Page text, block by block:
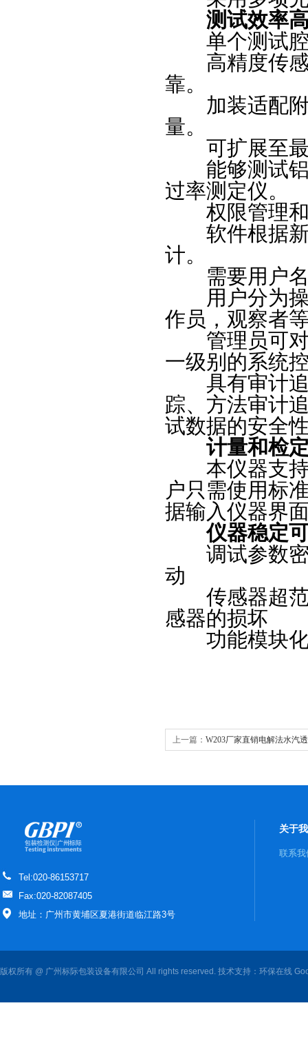
测试效率
单个测试腔
高精度传感
靠。
加装适配附
量。
可扩展至最
能够测试铝
过率测定仪。
权限管理和
软件根据新
计。
需要用户名
用户分为操
作员，观察者
管理员可对
一级别的系统
具有审计追
踪、方法审计
试数据的安全
计量和检
本仪器支持
户只需使用标
据输入仪器界
仪器稳定可
调试参数密
动
传感器超范
感器的损坏
功能模块化
上一篇： W203厂家直销电解法水汽
Tel:020-86153717
Fax:020-82087405
地址：广州市黄埔区夏港街道临江路3号
关于
联系我
版权所有 @ 广州标际包装设备有限公司 All rights reserved. 技术支持： 环保在线